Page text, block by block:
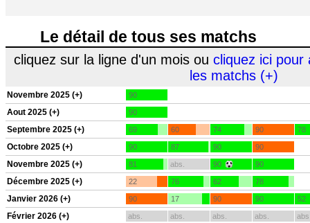
Le détail de tous ses matchs
cliquez sur la ligne d'un mois ou cliquez ici pour
les matchs (+)
Novembre 2025 (+) 90
Aout 2025 (+) 90
Septembre 2025 (+) 69 60 74 90 78
Octobre 2025 (+) 90 87 90 90
Novembre 2025 (+) 81 abs. 90 90
Décembre 2025 (+) 22 76 62 78
Janvier 2026 (+) 90 17 90 90 52
Février 2026 (+) abs. abs. abs. abs.